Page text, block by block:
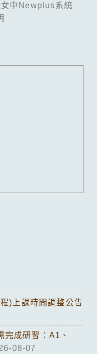
中Newplus系統
)上課時間調整公告
成研習：A1、
08-07